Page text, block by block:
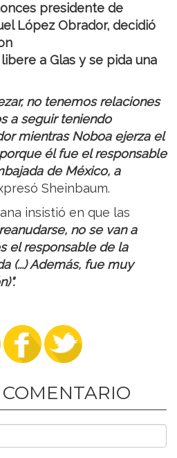
presidente de
López Obrador, decidió
a Glas y se pida una
no tenemos relaciones
a seguir teniendo
mientras Noboa ejerza el
él fue el responsable
de México, a
Sheinbaum.
insistió en que las
no se van a
el responsable de la
(...) Además, fue muy